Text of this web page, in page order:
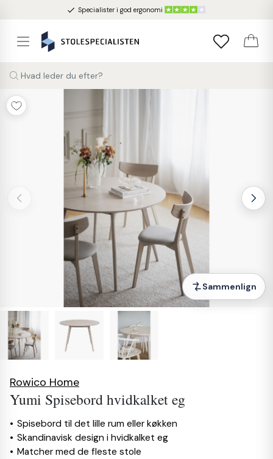
done Specialister i god ergonomi
Hvad leder du efter?
Sammenlign
Rowico Home
Yumi Spisebord hvidkalket eg
Spisebord til det lille rum eller køkken
Skandinavisk design i hvidkalket eg
Matcher med de fleste stole